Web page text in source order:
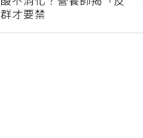
不消化？營養師揭「反
才要禁